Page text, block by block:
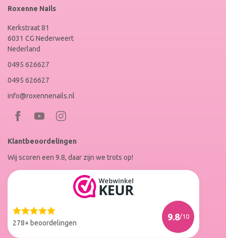
Roxenne Nails
Kerkstraat 81
6031 CG Nederweert
Nederland
0495 626627
0495 626627
info@roxennenails.nl
Bezoek
Facebook
op
Instagram
Klantbeoordelingen
Wij scoren een 9.8, daar zijn we trots op!
278+ beoordelingen
9.8/10
Web
Winkel